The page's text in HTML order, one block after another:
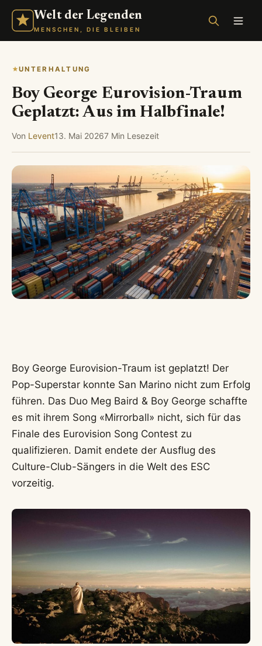
Welt der Legenden
MENSCHEN, DIE BLEIBEN
UNTERHALTUNG
Boy George Eurovision-Traum
Geplatzt: Aus im Halbfinale!
Von Levent13. Mai 20267 Min Lesezeit
Boy George Eurovision-Traum ist geplatzt! Der
Pop-Superstar konnte San Marino nicht zum Erfolg
führen. Das Duo Meg Baird & Boy George schaffte
es mit ihrem Song «Mirrorball» nicht, sich für das
Finale des Eurovision Song Contest zu
qualifizieren. Damit endete der Ausflug des
Culture-Club-Sängers in die Welt des ESC
vorzeitig.